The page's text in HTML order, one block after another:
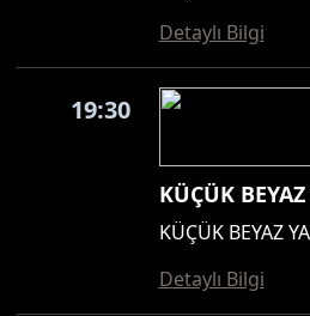
Detaylı Bilgi
19:30
KÜÇÜK
KÜÇÜK BEYAZ
Detaylı Bilgi